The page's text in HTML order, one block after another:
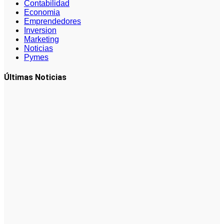
Contabilidad
Economia
Emprendedores
Inversion
Marketing
Noticias
Pymes
Últimas Noticias